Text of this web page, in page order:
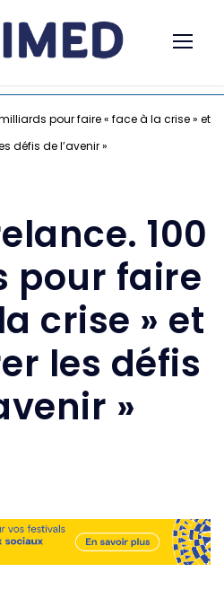
pour faire « face à la crise » et
défis de l’avenir »
100
pour faire
crise » et
les défis
»